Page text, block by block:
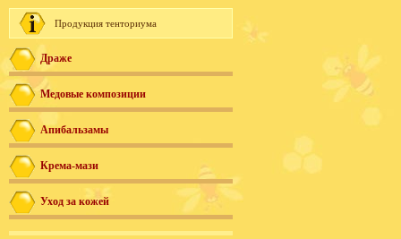
Продукция тенториума
Драже
Медовые композиции
Апибальзамы
Крема-мази
Уход за кожей